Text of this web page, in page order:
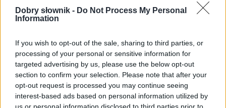
Dobry słownik - Do Not Process My Personal
Information
If you wish to opt-out of the sale, sharing to third parties, or
processing of your personal or sensitive information for
targeted advertising by us, please use the below opt-out
section to confirm your selection. Please note that after your
opt-out request is processed you may continue seeing
interest-based ads based on personal information utilized by
us or personal information disclosed to third parties prior to
formy alfabetycznie:
sizalowi; sizalu
ZGŁOŚ POPRAWKĘ